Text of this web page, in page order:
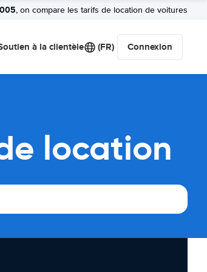
, on compare les tarifs de location de voitures
à la clientèle (FR) Connexion
location